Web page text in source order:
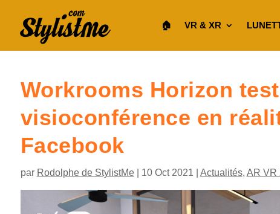
🏠︎ VR & XR
Workrooms Horizon
visioconférence en
Facebook
par Rodolphe de StylistMe| 10 Oct 2021 Actualités, AR VR